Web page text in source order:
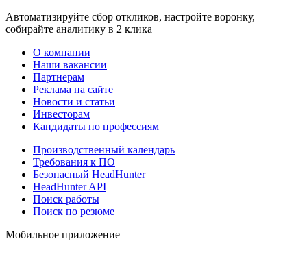
Автоматизируйте сбор откликов, настройте воронку,
собирайте аналитику в 2 клика
О компании
Наши вакансии
Партнерам
Реклама на сайте
Новости и статьи
Инвесторам
Кандидаты по профессиям
Производственный календарь
Требования к ПО
Безопасный HeadHunter
HeadHunter API
Поиск работы
Поиск по резюме
Мобильное приложение